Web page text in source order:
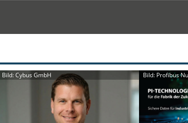
Bild: Cybus GmbH Bild: Profibus